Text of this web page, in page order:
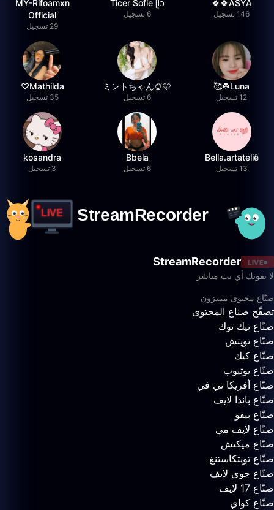
ASYA🍀🍀
146 تسجيل
Ticer Sofie ᥫ᭡
6 تسجيل
MY-Rifoamxn
Official
29 تسجيل
Luna☘️🥰
12 تسجيل
ミントちゃん🍨🩵
6 تسجيل
Mathilda♡︎
35 تسجيل
Bella.artateliê
13 تسجيل
Bbela
6 تسجيل
kosandra
3 تسجيل
LIVE
StreamRecorder
لا يفوتك أي بث مباشر
صنّاع محتوى مميزون
تصفّح صناع المحتوى
صنّاع تيك توك
صنّاع تويتش
صنّاع كيك
صنّاع يوتيوب
صنّاع أفريكا تي في
صنّاع باندا لايف
صنّاع بيقو
صنّاع لايف مي
صنّاع ميكتش
صنّاع تويتكاستنغ
صنّاع جوي لايف
صنّاع 17 لايف
صنّاع كواي